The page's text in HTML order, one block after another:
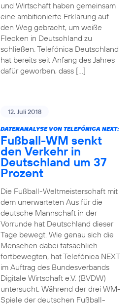
und Wirtschaft haben gemeinsam
eine ambitionierte Erklärung auf
den Weg gebracht, um weiße
Flecken in Deutschland zu
schließen. Telefónica Deutschland
hat bereits seit Anfang des Jahres
dafür geworben, dass […]
12. Juli 2018
DATENANALYSE VON TELEFÓNICA NEXT:
Fußball-WM senkt
den Verkehr in
Deutschland um 37
Prozent
Die Fußball-Weltmeisterschaft mit
dem unerwarteten Aus für die
deutsche Mannschaft in der
Vorrunde hat Deutschland dieser
Tage bewegt. Wie genau sich die
Menschen dabei tatsächlich
fortbewegten, hat Telefónica NEXT
im Auftrag des Bundesverbands
Digitale Wirtschaft e.V. (BVDW)
untersucht. Während der drei WM-
Spiele der deutschen Fußball-